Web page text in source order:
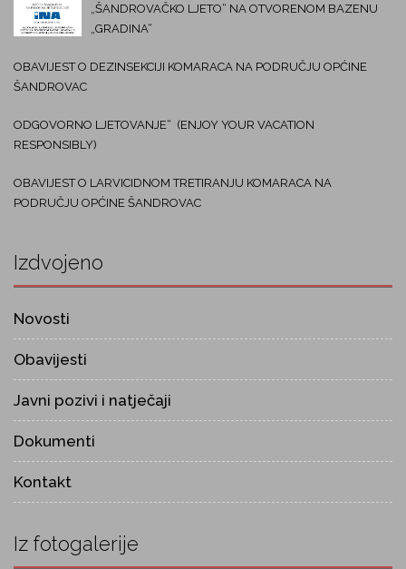
„ŠANDROVAČKO LJETO“ NA OTVORENOM BAZENU
„GRADINA“
OBAVIJEST O DEZINSEKCIJI KOMARACA NA PODRUČJU OPĆINE
ŠANDROVAC
ODGOVORNO LJETOVANJE“ (ENJOY YOUR VACATION
RESPONSIBLY)
OBAVIJEST O LARVICIDNOM TRETIRANJU KOMARACA NA
PODRUČJU OPĆINE ŠANDROVAC
Izdvojeno
Novosti
Obavijesti
Javni pozivi i natječaji
Dokumenti
Kontakt
Iz fotogalerije